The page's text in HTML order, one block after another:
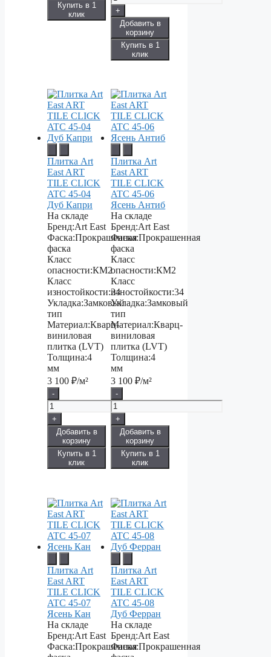
Купить в 1
клик
+
Добавить в
корзину
Купить в 1
клик
Плитка Art
East ART
TILE CLICK
ATC 45-04
Дуб Капри
На складе
Бренд:Art East
Фаска:Прокрашенная
фаска
Класс
опасности:КМ2
Класс
изностойкости:34
Укладка:Замковый
тип
Материал:Кварц-
виниловая
плитка (LVT)
Толщина:4
мм
3 100 ₽/м²
-
+
Добавить в
корзину
Купить в 1
клик
Плитка Art
East ART
TILE CLICK
ATC 45-06
Ясень Антиб
На складе
Бренд:Art East
Фаска:Прокрашенная
фаска
Класс
опасности:КМ2
Класс
изностойкости:34
Укладка:Замковый
тип
Материал:Кварц-
виниловая
плитка (LVT)
Толщина:4
мм
3 100₽/м²
-
+
Добавить в
корзину
Купить в 1
клик
Плитка Art
East ART
TILE CLICK
ATC 45-07
Ясень Кан
На складе
Бренд:Art East
Фаска:Прокрашенная
Плитка Art
East ART
TILE CLICK
ATC 45-08
Дуб Ферран
На складе
Бренд:Art East
Фаска:Прокрашенная